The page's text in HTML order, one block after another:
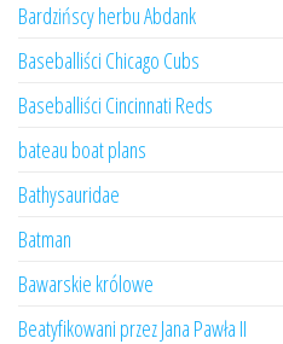
Bardzińscy herbu Abdank
Baseballiści Chicago Cubs
Baseballiści Cincinnati Reds
bateau boat plans
Bathysauridae
Batman
Bawarskie królowe
Beatyfikowani przez Jana Pawła II